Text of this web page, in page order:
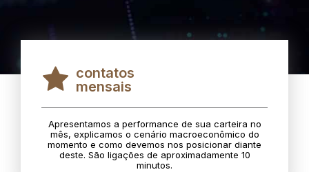
contatos
mensais
Apresentamos a performance de sua carteira no
mês, explicamos o cenário macroeconômico do
momento e como devemos nos posicionar diante
deste. São ligações de aproximadamente 10
minutos.